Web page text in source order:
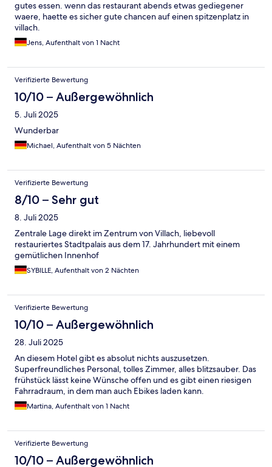
gutes essen. wenn das restaurant abends etwas gediegener
waere, haette es sicher gute chancen auf einen spitzenplatz in
villach.
Jens, Aufenthalt von 1 Nacht
Verifizierte Bewertung
10/10 – Außergewöhnlich
5. Juli 2025
Wunderbar
Michael, Aufenthalt von 5 Nächten
Verifizierte Bewertung
8/10 – Sehr gut
8. Juli 2025
Zentrale Lage direkt im Zentrum von Villach, liebevoll
restauriertes Stadtpalais aus dem 17. Jahrhundert mit einem
gemütlichen Innenhof
SYBILLE, Aufenthalt von 2 Nächten
Verifizierte Bewertung
10/10 – Außergewöhnlich
28. Juli 2025
An diesem Hotel gibt es absolut nichts auszusetzen.
Superfreundliches Personal, tolles Zimmer, alles blitzsauber. Das
frühstück lässt keine Wünsche offen und es gibt einen riesigen
Fahrradraum, in dem man auch Ebikes laden kann.
Martina, Aufenthalt von 1 Nacht
Verifizierte Bewertung
10/10 – Außergewöhnlich